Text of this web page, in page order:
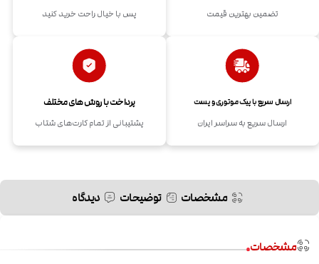
تضمین بهترین قیمت پس با خیال راحت خرید کنید
ارسال سریع با پیک موتوری و پست
ارسال سریع به سراسر ایران
پرداخت با روش های مختلف
پشتیبانی از تمام کارت‌های شتاب
مشخصات توضیحات دیدگاه
مشخصات